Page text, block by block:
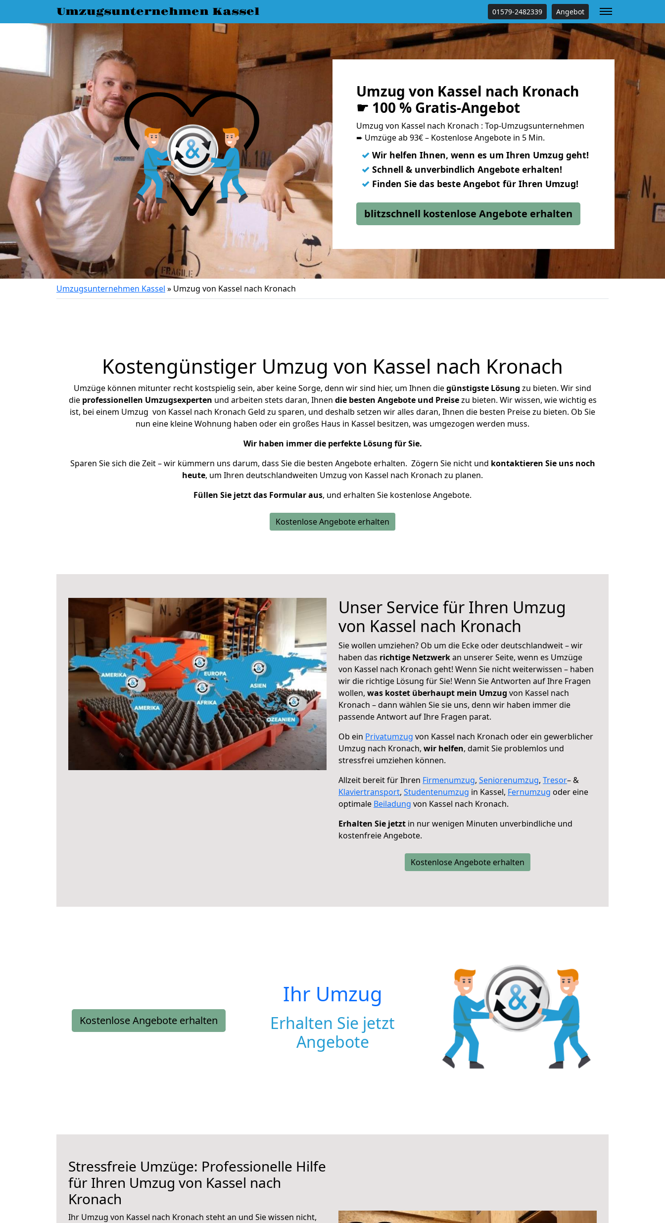
Umzugsunternehmen Kassel 01579-2482339 Angebot
Umzug von Kassel nach Kronach
☛ 100 % Gratis-Angebot
Umzug von Kassel nach Kronach : Top-Umzugsunternehmen
➨ Umzüge ab 93€ – Kostenlose Angebote in 5 Min.
✓ Wir helfen Ihnen, wenn es um Ihren Umzug geht!
✓ Schnell & unverbindlich Angebote erhalten!
✓ Finden Sie das beste Angebot für Ihren Umzug!
blitzschnell kostenlose Angebote erhalten
Umzugsunternehmen Kassel » Umzug von Kassel nach Kronach
Kostengünstiger Umzug von Kassel nach Kronach
Umzüge können mitunter recht kostspielig sein, aber keine Sorge, denn wir sind hier, um Ihnen diegünstigste Lösung zu bieten. Wir sind
die professionellen Umzugsexperten und arbeiten stets daran, Ihnen die besten Angebote und Preisezu bieten. Wir wissen, wie wichtig es
ist, bei einem Umzug von Kassel nach Kronach Geld zu sparen, und deshalb setzen wir alles daran, Ihnen die besten Preise zu bieten. Ob Sie
nun eine kleine Wohnung haben oder ein großes Haus in Kassel besitzen, was umgezogen werden muss.
Wir haben immer die perfekte Lösung für Sie.
Sparen Sie sich die Zeit – wir kümmern uns darum, dass Sie die besten Angebote erhalten. Zögern Sie nicht und kontaktieren Sie uns noch
heute, um Ihren deutschlandweiten Umzug von Kassel nach Kronach zu planen.
Füllen Sie jetzt das Formular aus, und erhalten Sie kostenlose Angebote.
Kostenlose Angebote erhalten
Unser Service für Ihren Umzug
von Kassel nach Kronach
Sie wollen umziehen? Ob um die Ecke oder deutschlandweit – wir
haben das richtige Netzwerkan unserer Seite, wenn es Umzüge
von Kassel nach Kronach geht! Wenn Sie nicht weiterwissen – haben
wir die richtige Lösung für Sie! Wenn Sie Antworten auf Ihre Fragen
wollen, was kostet überhaupt mein Umzug von Kassel nach
Kronach – dann wählen Sie sie uns, denn wir haben immer die
passende Antwort auf Ihre Fragen parat.
Ob ein Privatumzug von Kassel nach Kronach oder ein gewerblicher
Umzug nach Kronach, wir helfen, damit Sie problemlos und
stressfrei umziehen können.
Allzeit bereit für Ihren Firmenumzug, Seniorenumzug, Tresor– &
Klaviertransport, Studentenumzug in Kassel, Fernumzug oder eine
optimale Beiladung von Kassel nach Kronach.
Erhalten Sie jetzt in nur wenigen Minuten unverbindliche und
kostenfreie Angebote.
Kostenlose Angebote erhalten
Kostenlose Angebote erhalten
Ihr Umzug
Erhalten Sie jetzt
Angebote
Stressfreie Umzüge: Professionelle Hilfe
für Ihren Umzug von Kassel nach
Kronach
Ihr Umzug von Kassel nach Kronach steht an und Sie wissen nicht,